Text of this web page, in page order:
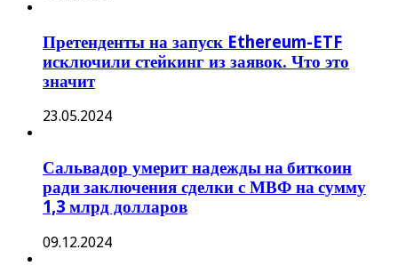
Претенденты на запуск Ethereum-ETF
исключили стейкинг из заявок. Что это
значит
23.05.2024
Сальвадор умерит надежды на биткоин
ради заключения сделки с МВФ на сумму
1,3 млрд долларов
09.12.2024